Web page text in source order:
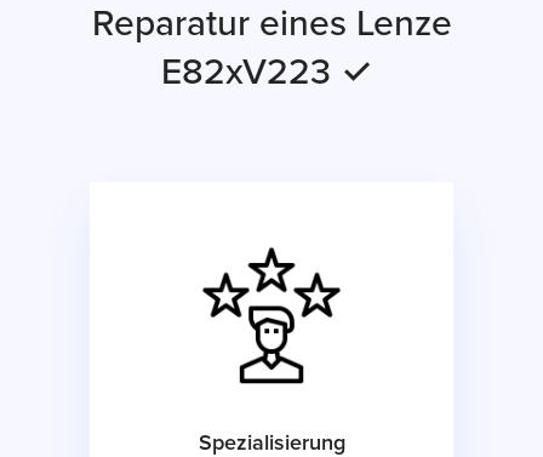
Reparatur eines Lenze
E82xV223 ✓
Spezialisierung